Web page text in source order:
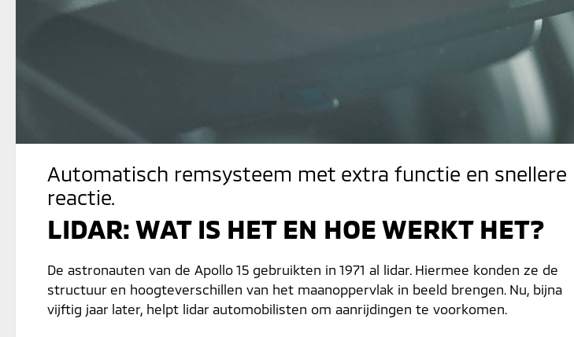
Automatisch remsysteem met extra functie en snellere
reactie.
LIDAR: WAT IS HET EN HOE WERKT HET?
De astronauten van de Apollo 15 gebruikten in 1971 al lidar. Hiermee konden ze de
structuur en hoogteverschillen van het maanoppervlak in beeld brengen. Nu, bijna
vijftig jaar later, helpt lidar automobilisten om aanrijdingen te voorkomen.